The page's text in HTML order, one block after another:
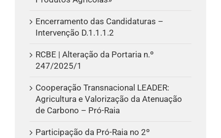
Encerramento das Candidaturas –
Intervenção D.1.1.1.2
RCBE | Alteração da Portaria n.º
247/2025/1
Cooperação Transnacional LEADER:
Agricultura e Valorização da Atenuação
de Carbono – Pró-Raia
Participação da Pró-Raia no 2º